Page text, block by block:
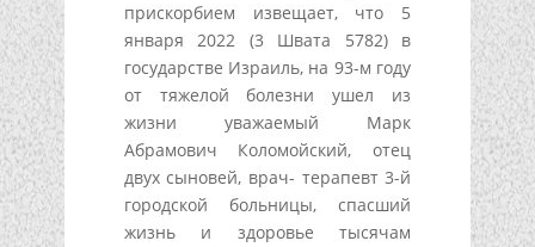
прискорбием извещает, что 5
января 2022 (3 Швата 5782) в
государстве Израиль, на 93-м году
от тяжелой болезни ушел из
жизни уважаемый Марк
Абрамович Коломойский, отец
двух сыновей, врач- терапевт 3-й
городской больницы, спасший
жизнь и здоровье тысячам